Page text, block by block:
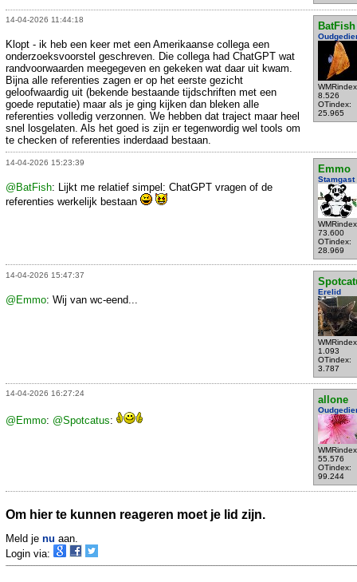
14-04-2026 11:44:18
BatFish
8.526
OTindex:
25.965
Klopt - ik heb een keer met een Amerikaanse collega een
onderzoeksvoorstel geschreven. Die collega had ChatGPT wat
randvoorwaarden meegegeven en gekeken wat daar uit kwam.
Bijna alle referenties zagen er op het eerste gezicht
geloofwaardig uit (bekende bestaande tijdschriften met een
goede reputatie) maar als je ging kijken dan bleken alle
referenties volledig verzonnen. We hebben dat traject maar heel
snel losgelaten. Als het goed is zijn er tegenwordig wel tools om
te checken of referenties inderdaad bestaan.
14-04-2026 15:23:39
Emmo
Stamgast
73.600
OTindex:
28.969
@BatFish: Lijkt me relatief simpel: ChatGPT vragen of de
referenties werkelijk bestaan
14-04-2026 15:47:37
Erelid
1.093
OTindex:
3.787
@Emmo: Wij van wc-eend...
14-04-2026 16:27:24
allone
55.576
OTindex:
99.244
@Emmo: @Spotcatus:
Om hier te kunnen reageren moet je lid zijn.
Meld je nu aan.
Login via: